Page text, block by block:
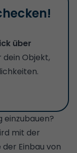
über
dein Objekt,
einzubauen?
mit der
Einbau von